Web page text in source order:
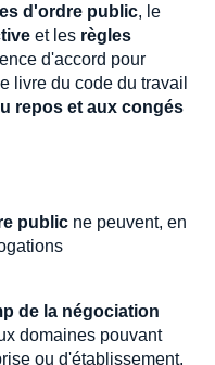
d'ordre public, le
et les règles
d'accord pour
livre du code du travail
repos et aux congés
public ne peuvent, en
de la négociation
domaines pouvant
ou d'établissement,